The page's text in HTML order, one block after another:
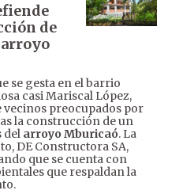
de
arroyo
se gesta en el barrio
casi Mariscal López,
preocupados por
la construcción de un
del arroyo Mburicaó. La
DE Constructora SA,
que se cuenta con
que respaldan la